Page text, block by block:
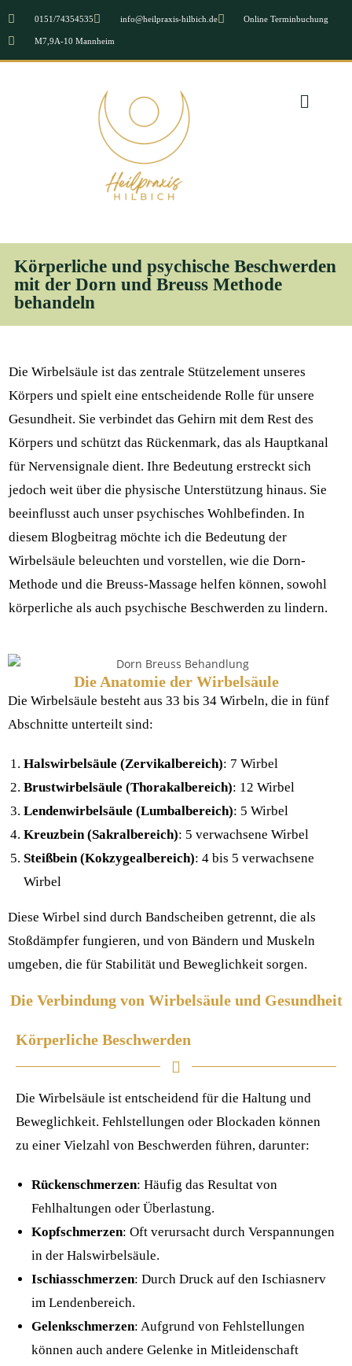
0151/74354535 info@heilpraxis-hilbich.de Online Terminbuchung
M7,9A-10 Mannheim
Körperliche und psychische Beschwerden
mit der Dorn und Breuss Methode
behandeln
Die Wirbelsäule ist das zentrale Stützelement unseres
Körpers und spielt eine entscheidende Rolle für unsere
Gesundheit. Sie verbindet das Gehirn mit dem Rest des
Körpers und schützt das Rückenmark, das als Hauptkanal
für Nervensignale dient. Ihre Bedeutung erstreckt sich
jedoch weit über die physische Unterstützung hinaus. Sie
beeinflusst auch unser psychisches Wohlbefinden. In
diesem Blogbeitrag möchte ich die Bedeutung der
Wirbelsäule beleuchten und vorstellen, wie die Dorn-
Methode und die Breuss-Massage helfen können, sowohl
körperliche als auch psychische Beschwerden zu lindern.
Die Anatomie der Wirbelsäule
Die Wirbelsäule besteht aus 33 bis 34 Wirbeln, die in fünf
Abschnitte unterteilt sind:
Halswirbelsäule (Zervikalbereich): 7 Wirbel
Brustwirbelsäule (Thorakalbereich): 12 Wirbel
Lendenwirbelsäule (Lumbalbereich): 5 Wirbel
Kreuzbein (Sakralbereich): 5 verwachsene Wirbel
Steißbein (Kokzygealbereich): 4 bis 5 verwachsene
Wirbel
Diese Wirbel sind durch Bandscheiben getrennt, die als
Stoßdämpfer fungieren, und von Bändern und Muskeln
umgeben, die für Stabilität und Beweglichkeit sorgen.
Die Verbindung von Wirbelsäule und Gesundheit
Körperliche Beschwerden
Die Wirbelsäule ist entscheidend für die Haltung und
Beweglichkeit. Fehlstellungen oder Blockaden können
zu einer Vielzahl von Beschwerden führen, darunter:
Rückenschmerzen: Häufig das Resultat von
Fehlhaltungen oder Überlastung.
Kopfschmerzen: Oft verursacht durch Verspannungen
in der Halswirbelsäule.
Ischiasschmerzen: Durch Druck auf den Ischiasnerv
im Lendenbereich.
Gelenkschmerzen: Aufgrund von Fehlstellungen
können auch andere Gelenke in Mitleidenschaft